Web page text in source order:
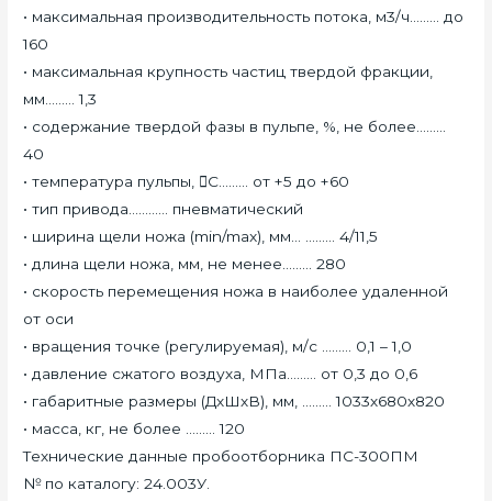
• максимальная производительность потока, м3/ч……… до
160
• максимальная крупность частиц твердой фракции,
мм……… 1,3
• содержание твердой фазы в пульпе, %, не более………
40
• температура пульпы, С……… от +5 до +60
• тип привода………… пневматический
• ширина щели ножа (min/max), мм… ……… 4/11,5
• длина щели ножа, мм, не менее……… 280
• скорость перемещения ножа в наиболее удаленной
от оси
• вращения точке (регулируемая), м/с ……… 0,1 – 1,0
• давление сжатого воздуха, МПа……… от 0,3 до 0,6
• габаритные размеры (ДхШхВ), мм, ……… 1033х680х820
• масса, кг, не более ……… 120
Технические данные пробоотборника ПС-300ПМ
№ по каталогу: 24.003У.